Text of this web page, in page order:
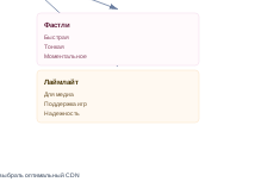
Фастли
Быстрая
Тонкая
Моментальное
Лаймлайт
Для медиа
Поддержка игр
Надежность
выбрать оптимальный CDN